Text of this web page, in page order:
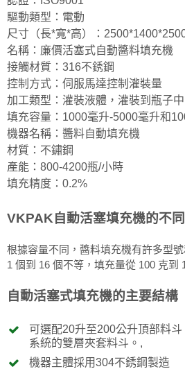
驅動類型：電動
尺寸（長*寬*高）：
名稱：廉價活塞式自動醬料填充機
接觸材質：316不銹鋼
控制方式：伺服馬達控制灌裝量
加工類型：灌裝液體，灌裝到瓶子中
填充容量：1000毫升-5000毫升和
機器名稱：醬料自動填充機
材質：不鏽鋼
產能：800-4200瓶/小時
填充精度：0.2%
VKPAK自動活塞填充機的不
根據容量不同，醬料填充機有許多型
1 個到 16 個不等，填充量從 100 克到
自動活塞式填充機的主要結構
可選配20升至200公升頂部料
系統的雙層夾套料斗。,
機器主體採用304不銹鋼製造